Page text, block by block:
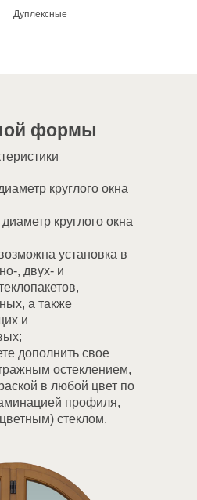
Дуплексные
формы
круглого окна
круглого окна
установка в
, двух- и
а также
и
дополнить свое
остеклением,
в любой цвет по
профиля,
стеклом.
окна